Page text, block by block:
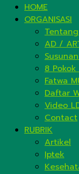
HOME
ORGANISASI
AD /
8 Pokok
Fatwa
Daftar
Video
Contact
RUBRIK
Artikel
Iptek